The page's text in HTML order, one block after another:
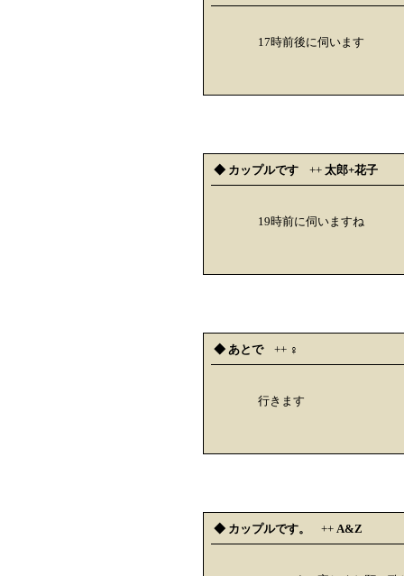
17時前後に伺います
◆ カップルです ++ 太郎+花子
19時前に伺いますね
◆ あとで++ ♀
行きます
◆ カップルです。 ++ A&Z